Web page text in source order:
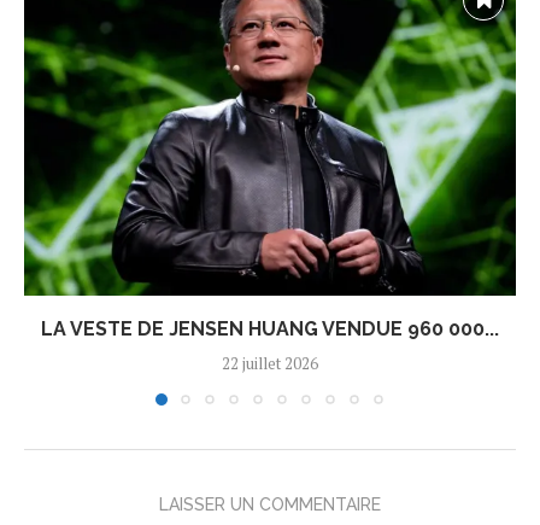
LA VESTE DE JENSEN HUANG VENDUE 960 000...
22 juillet 2026
LAISSER UN COMMENTAIRE